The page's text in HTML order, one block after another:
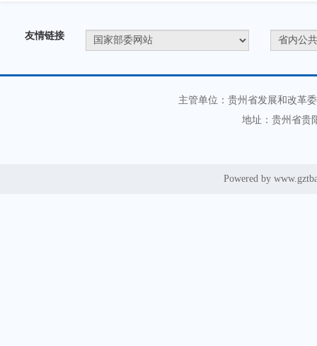
友情链接
主管单位：贵州省发展和改革
地址：贵州省贵
Powered by